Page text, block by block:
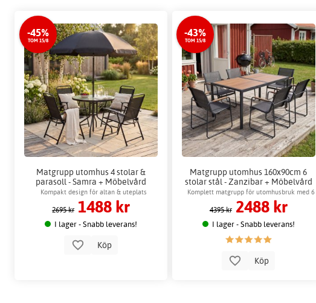
-45%
TOM 15/8
Matgrupp utomhus 4 stolar &
parasoll - Samra + Möbelvård
Kompakt design för altan & uteplats
2695 kr 1488 kr
I lager - Snabb leverans!
Köp
-43%
TOM 15/8
Matgrupp utomhus 160x90cm 6
stolar stål - Zanzibar + Möbelvård
Komplett matgrupp för utomhusbruk med 6
stolar
4395 kr 2488 kr
I lager - Snabb leverans!
Köp